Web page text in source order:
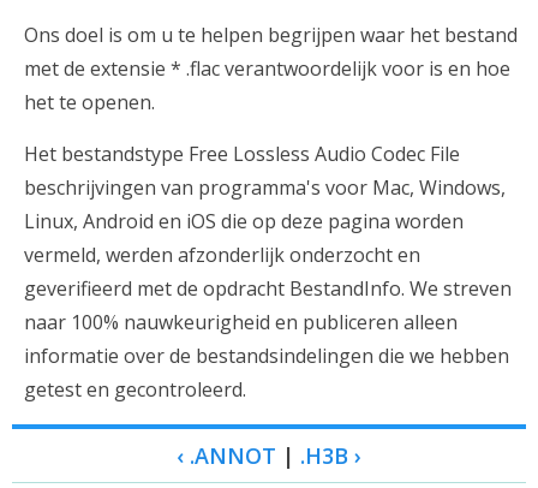
Ons doel is om u te helpen begrijpen waar het bestand
met de extensie * .flac verantwoordelijk voor is en hoe
het te openen.
Het bestandstype Free Lossless Audio Codec File
beschrijvingen van programma's voor Mac, Windows,
Linux, Android en iOS die op deze pagina worden
vermeld, werden afzonderlijk onderzocht en
geverifieerd met de opdracht BestandInfo. We streven
naar 100% nauwkeurigheid en publiceren alleen
informatie over de bestandsindelingen die we hebben
getest en gecontroleerd.
‹ .ANNOT | .H3B ›